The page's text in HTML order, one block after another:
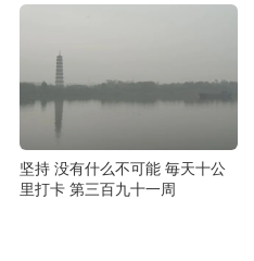
坚持 没有什么不可能 毎天十公
里打卡 第三百九十一周